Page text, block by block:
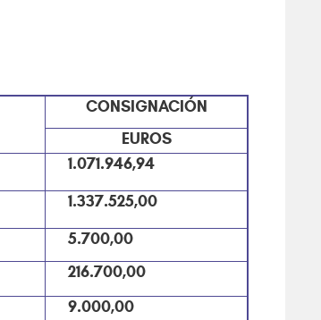
CONSIGNACIÓN
EUROS
1.071.946,94
1.337.525,00
5.700,00
216.700,00
9.000,00